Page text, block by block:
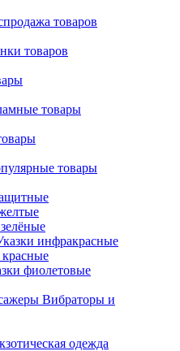
товаров
товаров
товары
товары
инфракрасные
фиолетовые
Вибраторы и
одежда